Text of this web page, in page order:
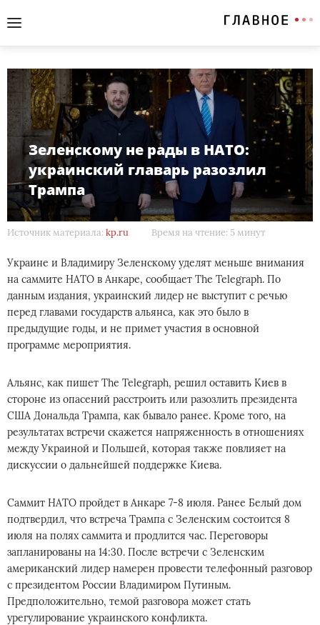
Зеленскому не рады в НАТО:
украинский главарь разозлил
Трампа
Источник материала: kp.ru Время на чтение: 5 минут
Украине и Владимиру Зеленскому уделят меньше внимания
на саммите НАТО в Анкаре, сообщает The Telegraph. По
данным издания, украинский лидер не выступит с речью
перед главами государств альянса, как это было в
предыдущие годы, и не примет участия в основной
программе мероприятия.
Альянс, как пишет The Telegraph, решил оставить Киев в
стороне из опасений расстроить или разозлить президента
США Дональда Трампа, как бывало ранее. Кроме того, на
результатах встречи скажется напряженность в отношениях
между Украиной и Польшей, которая также повлияет на
дискуссии о дальнейшей поддержке Киева.
Саммит НАТО пройдет в Анкаре 7-8 июля. Ранее Белый дом
подтвердил, что встреча Трампа с Зеленским состоится 8
июля на полях саммита и продлится час. Переговоры
запланированы на 14:30. После встречи с Зеленским
американский лидер намерен провести телефонный разговор
с президентом России Владимиром Путиным.
Предположительно, темой разговора может стать
урегулирование украинского конфликта.